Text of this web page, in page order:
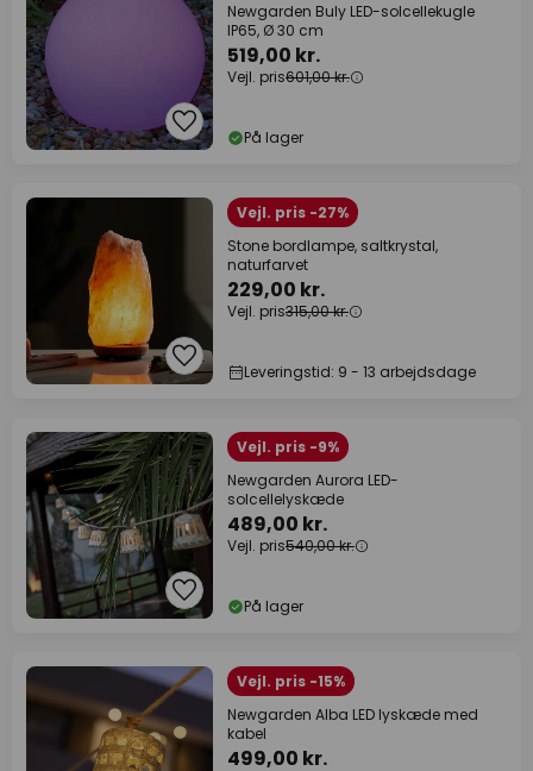
Newgarden Buly LED-solcellekugle
IP65, Ø 30 cm
519,00 kr.
Vejl. pris601,00 kr.
På lager
Vejl. pris -27%
Stone bordlampe, saltkrystal,
naturfarvet
229,00 kr.
Vejl. pris315,00 kr.
Leveringstid: 9 - 13 arbejdsdage
Vejl. pris -9%
Newgarden Aurora LED-
solcellelyskæde
489,00 kr.
Vejl. pris540,00 kr.
På lager
Vejl. pris -15%
Newgarden Alba LED lyskæde med
kabel
499,00 kr.